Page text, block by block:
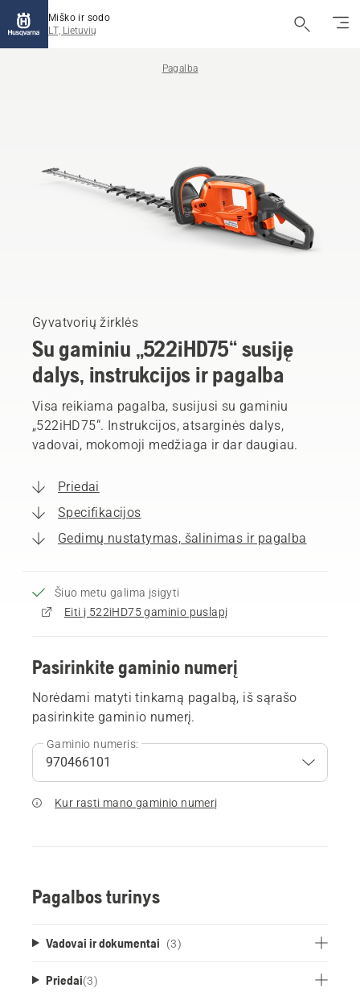
Miško ir sodo
LT, Lietuvių
Pagalba
Gyvatvorių žirklės
Su gaminiu „522iHD75“ susiję
dalys, instrukcijos ir pagalba
Visa reikiama pagalba, susijusi su gaminiu
„522iHD75“. Instrukcijos, atsarginės dalys,
vadovai, mokomoji medžiaga ir dar daugiau.
Priedai
Specifikacijos
Gedimų nustatymas, šalinimas ir pagalba
Šiuo metu galima įsigyti
Eiti į 522iHD75 gaminio puslapį
Pasirinkite gaminio numerį
Norėdami matyti tinkamą pagalbą, iš sąrašo
pasirinkite gaminio numerį.
Gaminio numeris:
Kur rasti mano gaminio numerį
Pagalbos turinys
Vadovai ir dokumentai (3)
Priedai(3)